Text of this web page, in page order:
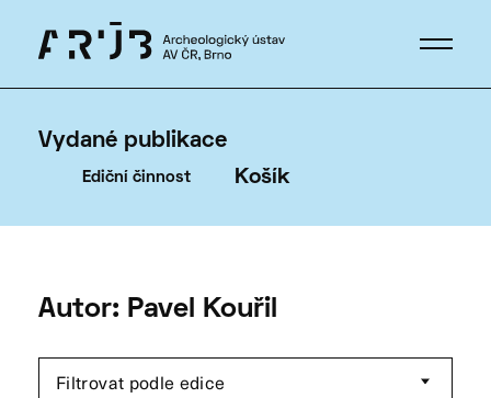
Vydané publikace
Ediční činnost Košík
Autor: Pavel Kouřil
Filtrovat podle edice